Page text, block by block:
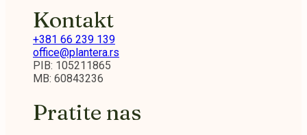
Kontakt
+381 66 239 139
office@plantera.rs
PIB: 105211865
MB: 60843236
Pratite nas